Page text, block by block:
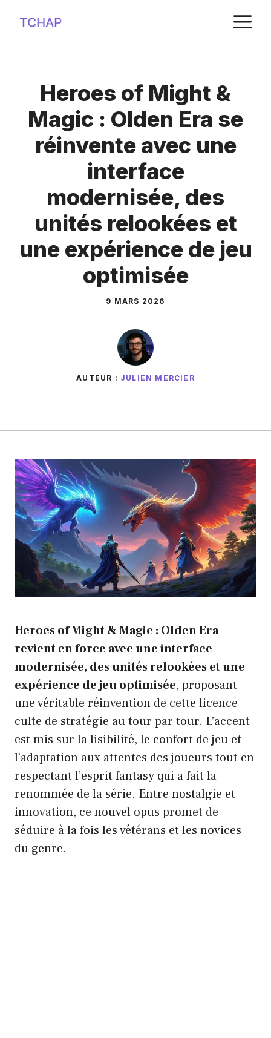
contenu
Heroes of Might &
Magic : Olden Era se
réinvente avec une
interface
modernisée, des
unités relookées et
une expérience de jeu
optimisée
9 MARS 2026
AUTEUR : JULIEN MERCIER
Heroes of Might & Magic : Olden Era
revient en force avec une interface
modernisée, des unités relookées et une
expérience de jeu optimisée, proposant
une véritable réinvention de cette licence
culte de stratégie au tour par tour. L’accent
est mis sur la lisibilité, le confort de jeu et
l’adaptation aux attentes des joueurs tout en
respectant l’esprit fantasy qui a fait la
renommée de la série. Entre nostalgie et
innovation, ce nouvel opus promet de
séduire à la fois les vétérans et les novices
du genre.